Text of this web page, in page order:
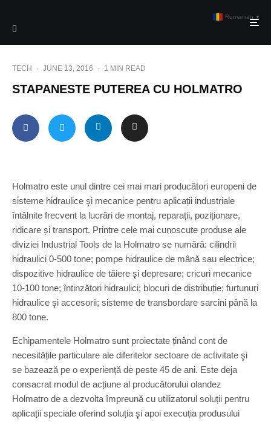
TECH · JUNE 13, 2016 · 1 MIN READ
STAPANESTE PUTEREA CU HOLMATRO
Holmatro este unul dintre cei mai mari producători europeni de
sisteme hidraulice şi mecanice pentru aplicații industriale
întâlnite frecvent la lucrări de montaj, reparații, poziționare,
ridicare și transport. Printre cele mai cunoscute produse ale
diviziei Industrial Tools de la Holmatro se numără: cilindrii
hidraulici 0-500 tone; pompe hidraulice de mână sau electrice;
dispozitive hidraulice de tăiere şi depresare; cricuri mecanice
10-100 tone; întinzători hidraulici; blocuri de distribuție; furtunuri
hidraulice şi accesorii; sisteme de transbordare sarcini până la
800 tone.
Echipamentele Holmatro sunt proiectate ținând cont de
necesitățile particulare ale diferitelor sectoare de activitate şi
se bazează pe o experiență de peste 45 de ani. Este deja
consacrat modul de acțiune al producătorului olandez
Holmatro de a dezvolta împreună cu utilizatorul soluții pentru
aplicații speciale oferind soluția şi apoi execuția produsului
Romanian ▼